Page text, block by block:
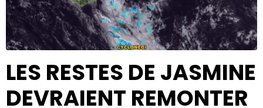
LES RESTES DE JASMINE
DEVRAIENT REMONTER